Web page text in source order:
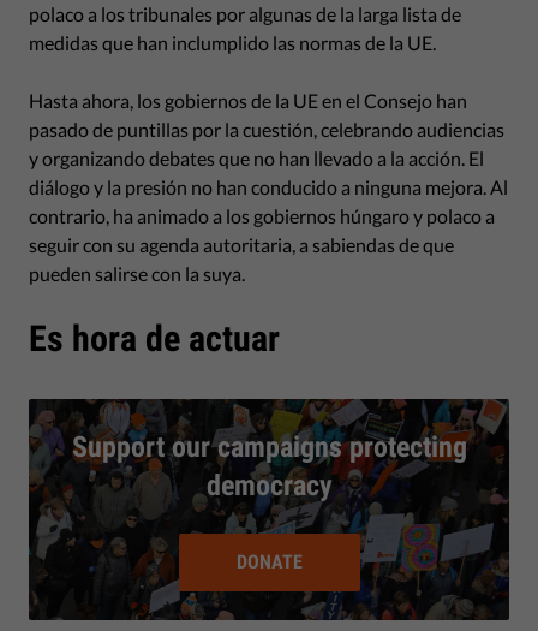
polaco a los tribunales por algunas de la larga lista de
medidas que han inclumplido las normas de la UE.
Hasta ahora, los gobiernos de la UE en el Consejo han
pasado de puntillas por la cuestión, celebrando audiencias
y organizando debates que no han llevado a la acción. El
diálogo y la presión no han conducido a ninguna mejora. Al
contrario, ha animado a los gobiernos húngaro y polaco a
seguir con su agenda autoritaria, a sabiendas de que
pueden salirse con la suya.
Es hora de actuar
Support our campaigns protecting
democracy
DONATE